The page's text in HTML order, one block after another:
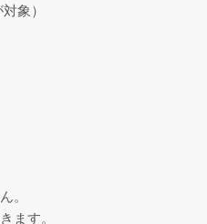
象）
。
ます。